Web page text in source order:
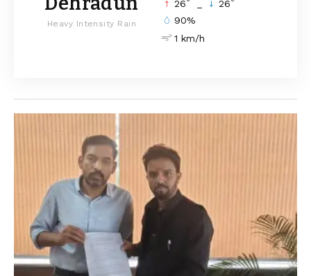
Heavy Intensity Rain
26 26
90%
1 km/h